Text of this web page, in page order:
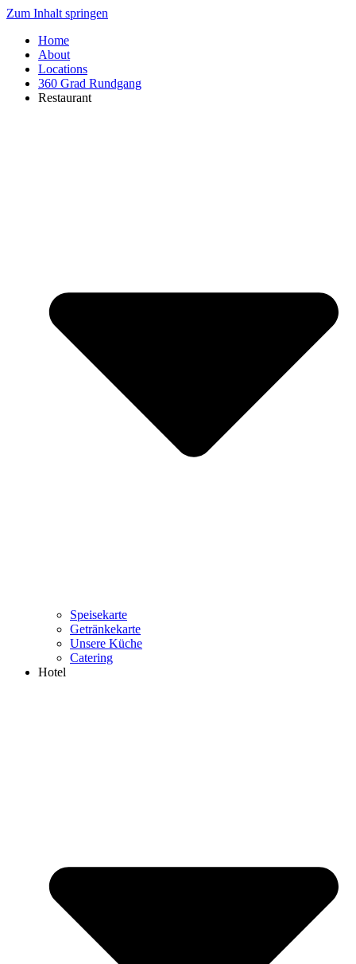
Zum Inhalt springen
Home
About
Locations
360 Grad Rundgang
Restaurant
Speisekarte
Getränkekarte
Unsere Küche
Catering
Hotel